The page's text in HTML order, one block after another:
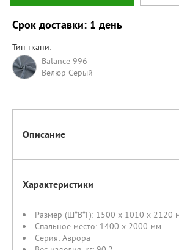
Срок доставки: 1 день
Тип ткани:
Balance 996
Велюр Серый
Описание
Характеристики
Размер (Ш*В*Г): 1500 x 1010 x 2120
Спальное место: 1400 х 2000 мм
Серия: Аврора